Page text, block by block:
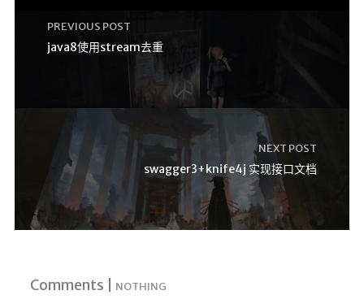
PREVIOUS POST
java8使用stream去重
NEXT POST
swagger3+knife4j 实现接口文档
Comments | NOTHING